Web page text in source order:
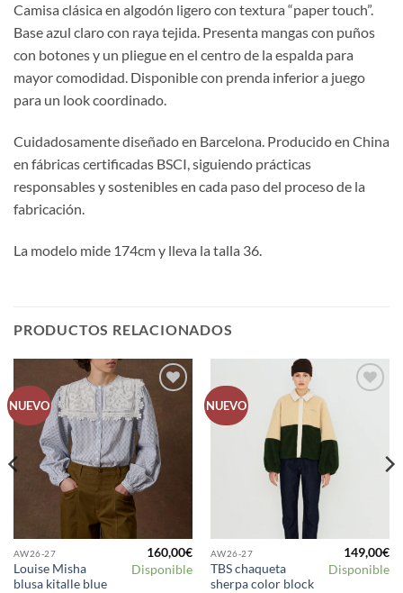
Camisa clásica en algodón ligero con textura “paper touch”.
Base azul claro con raya tejida. Presenta mangas con puños
con botones y un pliegue en el centro de la espalda para
mayor comodidad. Disponible con prenda inferior a juego
para un look coordinado.
Cuidadosamente diseñado en Barcelona. Producido en China
en fábricas certificadas BSCI, siguiendo prácticas
responsables y sostenibles en cada paso del proceso de la
fabricación.
La modelo mide 174cm y lleva la talla 36.
PRODUCTOS RELACIONADOS
NUEVO
Añadir
lista de
deseos
AW26-27
Louise Misha
blusa kitalle blue
160,00€
Disponible
NUEVO
AW26-27
TBS chaqueta
sherpa color block
149,00€
Disponible